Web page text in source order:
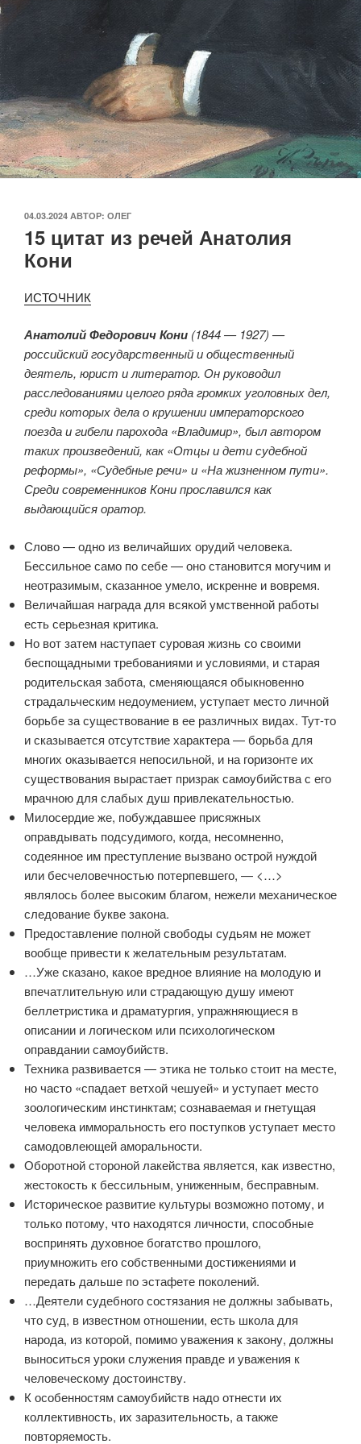
ОПУБЛИКОВАНО
04.03.2024 АВТОР: ОЛЕГ
15 цитат из речей Анатолия
Кони
ИСТОЧНИК
Анатолий Федорович Кони (1844 — 1927) —
российский государственный и общественный
деятель, юрист и литератор. Он руководил
расследованиями целого ряда громких уголовных дел,
среди которых дела о крушении императорского
поезда и гибели парохода «Владимир», был автором
таких произведений, как «Отцы и дети судебной
реформы», «Судебные речи» и «На жизненном пути».
Среди современников Кони прославился как
выдающийся оратор.
Слово — одно из величайших орудий человека.
Бессильное само по себе — оно становится могучим и
неотразимым, сказанное умело, искренне и вовремя.
Величайшая награда для всякой умственной работы
есть серьезная критика.
Но вот затем наступает суровая жизнь со своими
беспощадными требованиями и условиями, и старая
родительская забота, сменяющаяся обыкновенно
страдальческим недоумением, уступает место личной
борьбе за существование в ее различных видах. Тут-то
и сказывается отсутствие характера — борьба для
многих оказывается непосильной, и на горизонте их
существования вырастает призрак самоубийства с его
мрачною для слабых душ привлекательностью.
Милосердие же, побуждавшее присяжных
оправдывать подсудимого, когда, несомненно,
содеянное им преступление вызвано острой нуждой
или бесчеловечностью потерпевшего, — <…>
являлось более высоким благом, нежели механическое
следование букве закона.
Предоставление полной свободы судьям не может
вообще привести к желательным результатам.
…Уже сказано, какое вредное влияние на молодую и
впечатлительную или страдающую душу имеют
беллетристика и драматургия, упражняющиеся в
описании и логическом или психологическом
оправдании самоубийств.
Техника развивается — этика не только стоит на месте,
но часто «спадает ветхой чешуей» и уступает место
зоологическим инстинктам; сознаваемая и гнетущая
человека имморальность его поступков уступает место
самодовлеющей аморальности.
Оборотной стороной лакейства является, как известно,
жестокость к бессильным, униженным, бесправным.
Историческое развитие культуры возможно потому, и
только потому, что находятся личности, способные
воспринять духовное богатство прошлого,
приумножить его собственными достижениями и
передать дальше по эстафете поколений.
…Деятели судебного состязания не должны забывать,
что суд, в известном отношении, есть школа для
народа, из которой, помимо уважения к закону, должны
выноситься уроки служения правде и уважения к
человеческому достоинству.
К особенностям самоубийств надо отнести их
коллективность, их заразительность, а также
повторяемость.